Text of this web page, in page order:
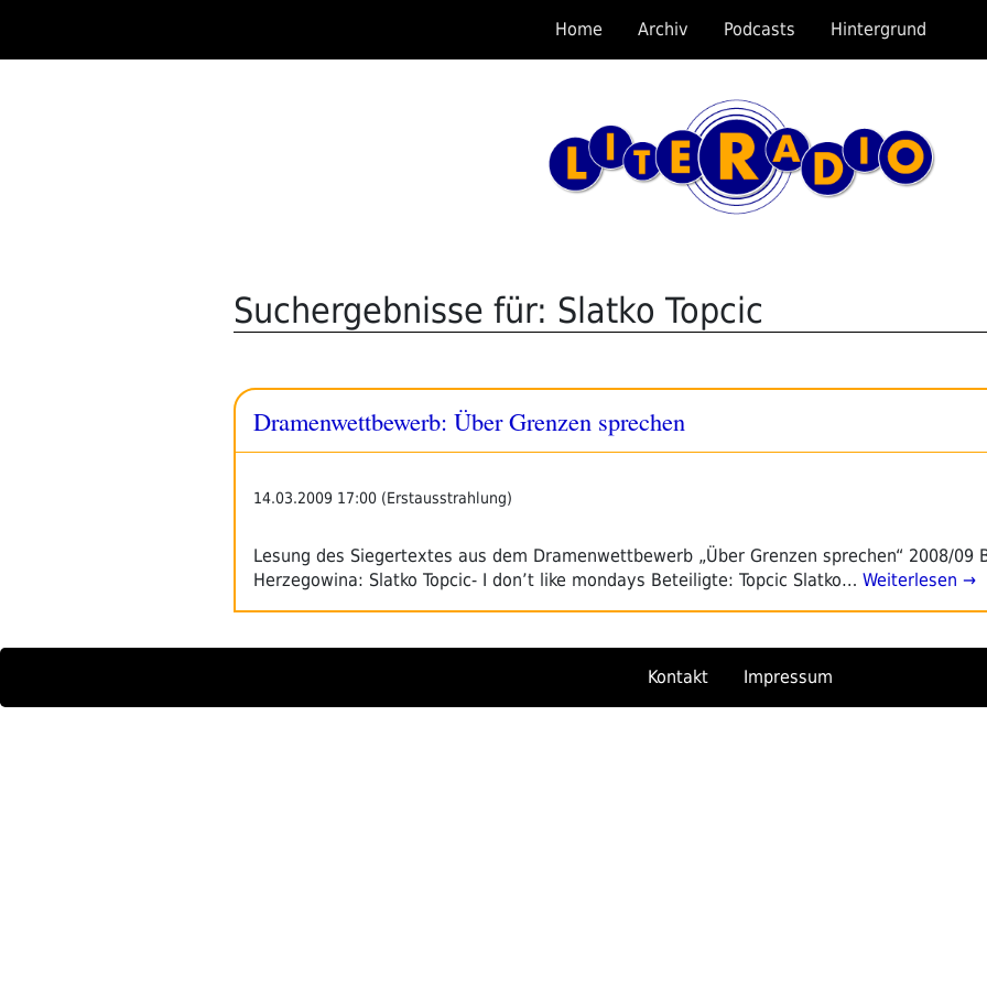
springen
Home Archiv Podcasts Hintergrund
Suchergebnisse für: Slatko Topcic
Dramenwettbewerb: Über Grenzen sprechen
14.03.2009 17:00 (Erstausstrahlung)
Lesung des Siegertextes aus dem Dramenwettbewerb „Über Grenzen sprechen“ 2008/09
Herzegowina: Slatko Topcic- I don’t like mondays Beteiligte: Topcic Slatko… Weiterlesen →
Kontakt Impressum